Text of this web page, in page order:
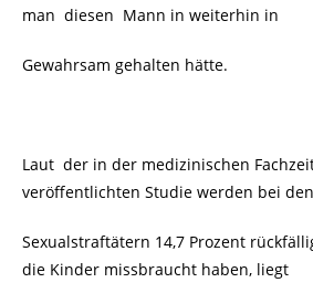
man diesen Mann in weiterhin in
Gewahrsam gehalten hätte.
Laut der in der medizinischen
veröffentlichten Studie werden bei den
Sexualstraftätern 14,7 Prozent
die Kinder missbraucht haben, liegt